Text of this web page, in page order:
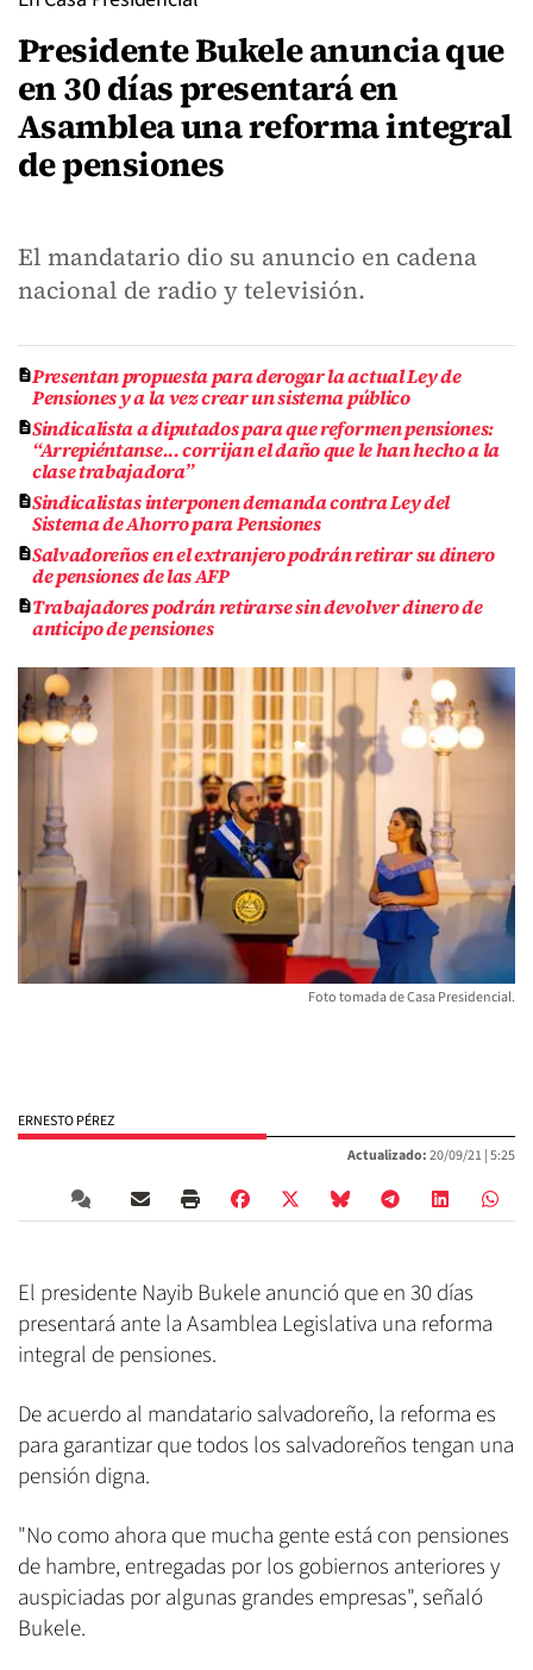
Presidente Bukele anuncia que
en 30 días presentará en
Asamblea una reforma integral
de pensiones
El mandatario dio su anuncio en cadena
nacional de radio y televisión.
Presentan propuesta para derogar la actual Ley de
Pensiones y a la vez crear un sistema público
Sindicalista a diputados para que reformen pensiones:
“Arrepiéntanse... corrijan el daño que le han hecho a la
clase trabajadora”
Sindicalistas interponen demanda contra Ley del
Sistema de Ahorro para Pensiones
Salvadoreños en el extranjero podrán retirar su dinero
de pensiones de las AFP
Trabajadores podrán retirarse sin devolver dinero de
anticipo de pensiones
Foto tomada de Casa Presidencial.
ERNESTO PÉREZ
Actualizado:20/09/21 |5:25
El presidente Nayib Bukele anunció que en 30 días
presentará ante la Asamblea Legislativa una reforma
integral de pensiones.
De acuerdo al mandatario salvadoreño, la reforma es
para garantizar que todos los salvadoreños tengan una
pensión digna.
"No como ahora que mucha gente está con pensiones
de hambre, entregadas por los gobiernos anteriores y
auspiciadas por algunas grandes empresas", señaló
Bukele.